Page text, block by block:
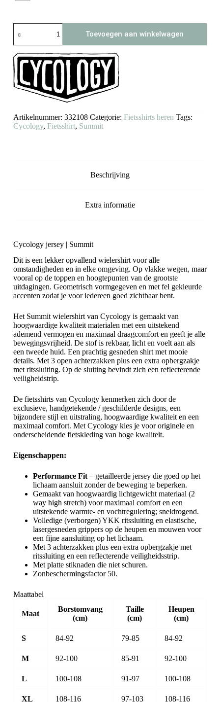
Cycology
fietsshirt
Summit
aantal
Toevoegen aan winkelwagen
Artikelnummer: 332108 Categorie: Fietsshirts heren Tags:
Cycology, Fietsshirt, Summit
Beschrijving
Extra informatie
Cycology jersey | Summit
Dit is een lekker opvallend wielershirt voor alle
omstandigheden en in elke omgeving. Op vlakke wegen, maar
vooral op de toppen en hoogtepunten van de grootste
uitdagingen. Geometrisch vormgegeven en met fel gekleurde
accenten zodat je voor iedereen goed zichtbaar bent.
Het Summit wielershirt van Cycology is gemaakt van
hoogwaardige kwaliteit materialen met een uitstekend
ademend vermogen en maximaal draagcomfort en geeft je alle
bewegingsvrijheid. De stof is rekbaar, licht en voelt aan als
een tweede huid. Een prachtig gesneden shirt met mooie
details. Met 3 open achterzakken plus een extra opbergzakje
met ritssluiting. Op de sluiting bevindt zich een reflecterende
veiligheidstrip.
De fietsshirts van Cycology kenmerken zich door de
exclusieve, handgetekende / geschilderde designs, een
bijzondere stijl en uitstraling, hoogwaardige kwaliteit en een
maximaal comfort. Met Cycology kies je voor originele en
onderscheidende fietskleding van hoge kwaliteit.
Eigenschappen:
Performance Fit– getailleerde jersey die goed op het
lichaam aansluit zonder de beweging te beperken.
Gemaakt van hoogwaardig lichtgewicht materiaal (2
way high stretch) voor maximaal comfort en een
uitstekende warmte- en vochtregulering; sneldrogend.
Volledige (verborgen) YKK ritssluiting en elastische,
lasergesneden grippers op de heupen en mouwen voor
een fijne aansluiting op het lichaam.
Met 3 achterzakken plus een extra opbergzakje met
ritssluiting en een reflecterende veiligheidsstrip.
Met platte stiknaden die niet schuren.
Zonbeschermingsfactor 50.
Maattabel
Maat
Borstomvang
(cm)
Taille
(cm)
Heupen
(cm)
S 84-92 79-85 84-92
M 92-100 85-91 92-100
L 100-108 91-97 100-108
XL 108-116 97-103 108-116